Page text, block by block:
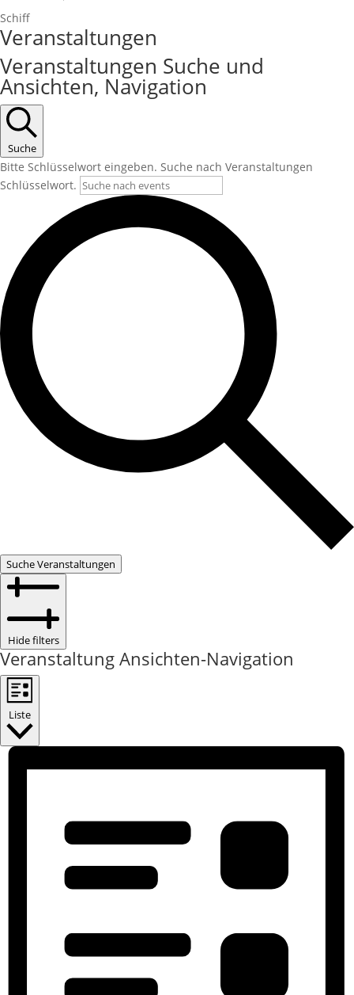
Schiff
Veranstaltungen
Veranstaltungen Suche und
Ansichten, Navigation
Suche
Bitte Schlüsselwort eingeben. Suche nach Veranstaltungen
Schlüsselwort.
Suche Veranstaltungen
Hide filters
Veranstaltung Ansichten-Navigation
Liste